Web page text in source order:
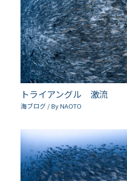
トライアングル 激流
海ブログ / ByNAOTO